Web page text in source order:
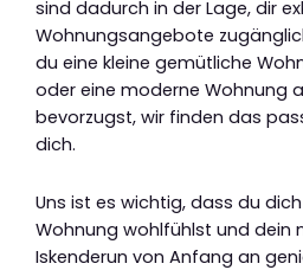
sind dadurch in der Lage, dir
Wohnungsangebote
du eine kleine gemütliche
oder eine moderne Wohnung
bevorzugst, wir finden das
dich.
Uns ist es wichtig, dass du
Wohnung wohlfühlst und dein
Iskenderun von Anfang an